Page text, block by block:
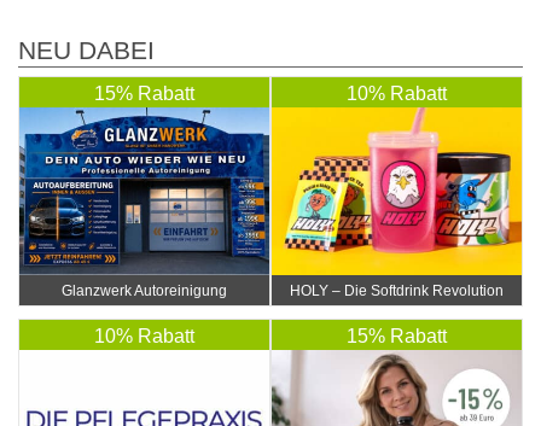
NEU DABEI
15% Rabatt
Glanzwerk Autoreinigung
10% Rabatt
HOLY – Die Softdrink Revolution
10% Rabatt 15% Rabatt